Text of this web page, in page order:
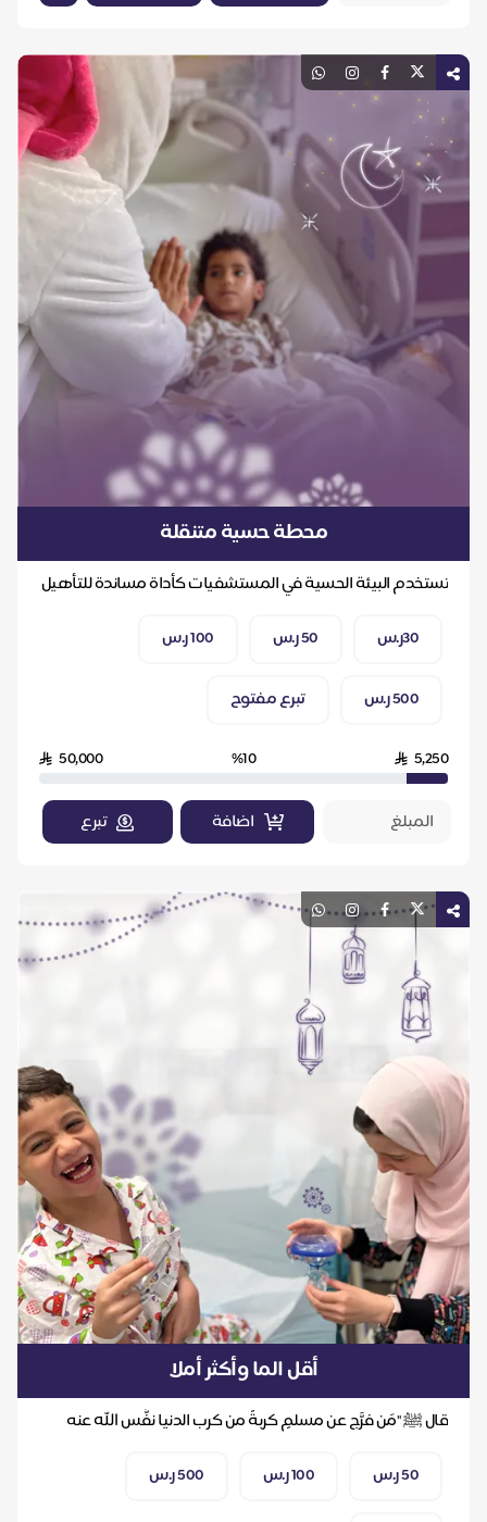
محطة حسية متنقلة
تستخدم البيئة الحسية في المستشفيات كأداة مساندة للتأهيل
30ر.س
50 ر.س 100 ر.س
500 ر.س تبرع مفتوح
5,250
%10
50,000
اضافة تبرع
أقل الما وأكثر أملا
قال ﷺ "مَن فرَّج عن مسلمٍ كربةً من كرب الدنيا نفَّس الله عنه
50 ر.س
100 ر.س 500 ر.س